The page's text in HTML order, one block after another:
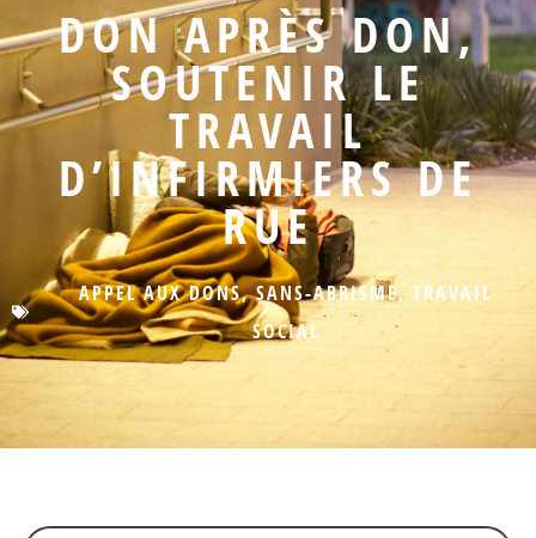
DON APRÈS DON,
SOUTENIR LE
TRAVAIL
D’INFIRMIERS DE
RUE
APPEL AUX DONS,SANS-ABRISME, TRAVAIL
SOCIAL